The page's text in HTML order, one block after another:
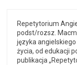
Repetytorium
podst/rozsz.
języka
życia, od edukacji
publikacja